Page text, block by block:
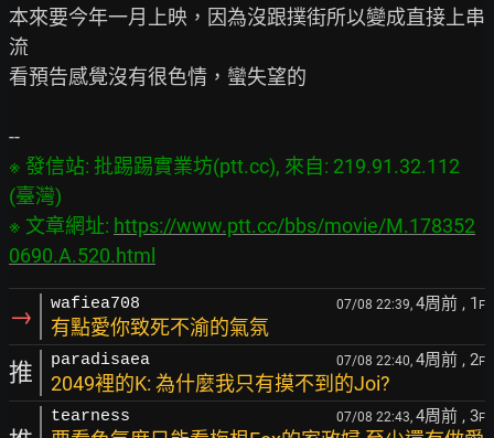
本來要今年一月上映，因為沒跟撲街所以變成直接上串
流
看預告感覺沒有很色情，蠻失望的
※ 發信站: 批踢踢實業坊(ptt.cc), 來自: 219.91.32.112
(臺灣)
※ 文章網址: https://www.ptt.cc/bbs/movie/M.178352
0690.A.520.html
→ wafiea708 07/08 22:39, 4周前 , 1 F
有點愛你致死不渝的氣氛
推 paradisaea 07/08 22:40, 4周前 , 2F
2049裡的K: 為什麼我只有摸不到的Joi?
tearness 07/08 22:43, 4周前 , 3F